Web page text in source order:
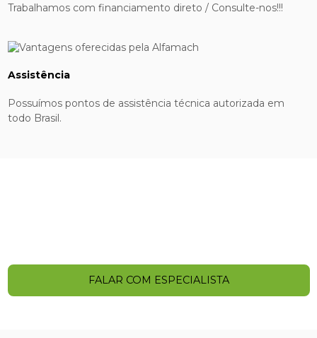
Trabalhamos com financiamento direto / Consulte-nos!!!
Assistência
Possuímos pontos de assistência técnica autorizada em
todo Brasil.
FALAR COM ESPECIALISTA